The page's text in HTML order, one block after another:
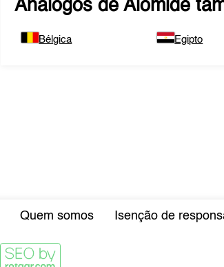
Análogos deAlomide
Bélgica Egipto
Quem somos Isenção de